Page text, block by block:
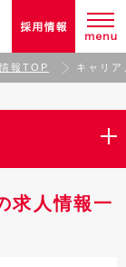
報TOP キャリ
求人情報一